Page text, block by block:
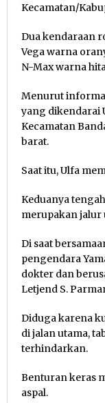
Kecamatan/
Dua kendaraan
Vega warna
N-Max warna
Menurut
yang dikendarai
Kecamatan
barat.
Saat itu, Ulfa
Keduanya
merupakan jalur
Di saat
pengendara
dokter dan
Letjend S.
Diduga karena
di jalan utama,
terhindarkan.
Benturan keras
aspal.